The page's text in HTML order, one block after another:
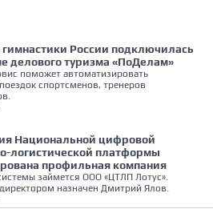
России подключилась
делового туризма «ПоДелам»
поможет автоматизировать
спортсменов, тренеров
Национальной цифровой
логистической платформы
профильная компания
займется ООО «ЦТЛП Лотус».
назначен Дмитрий Ялов.